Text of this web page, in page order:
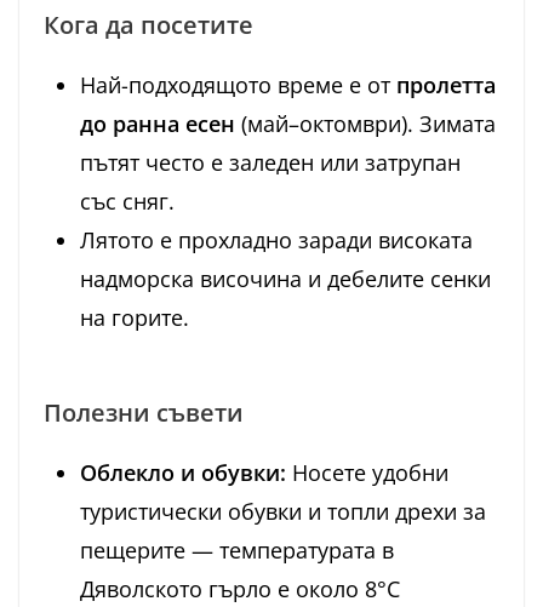
Кога да посетите
Най-подходящото време е от пролетта
до ранна есен (май–октомври). Зимата
пътят често е заледен или затрупан
със сняг.
Лятото е прохладно заради високата
надморска височина и дебелите сенки
на горите.
Полезни съвети
Облекло и обувки: Носете удобни
туристически обувки и топли дрехи за
пещерите — температурата в
Дяволското гърло е около 8°C